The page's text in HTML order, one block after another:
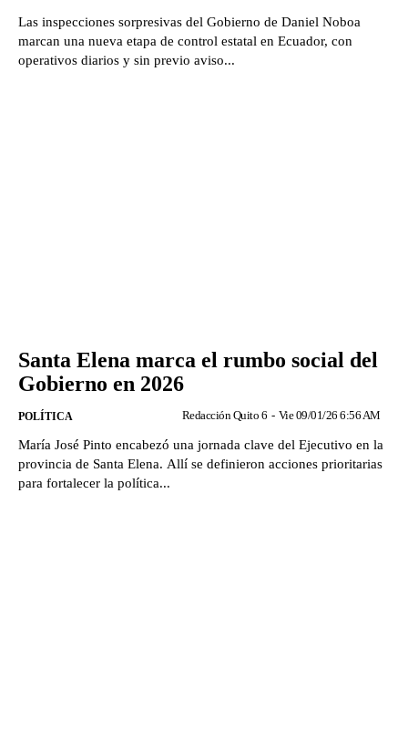
Las inspecciones sorpresivas del Gobierno de Daniel Noboa
marcan una nueva etapa de control estatal en Ecuador, con
operativos diarios y sin previo aviso...
Santa Elena marca el rumbo social del
Gobierno en 2026
POLÍTICA Redacción Quito 6 - Vie 09/01/26 6:56 AM
María José Pinto encabezó una jornada clave del Ejecutivo en la
provincia de Santa Elena. Allí se definieron acciones prioritarias
para fortalecer la política...